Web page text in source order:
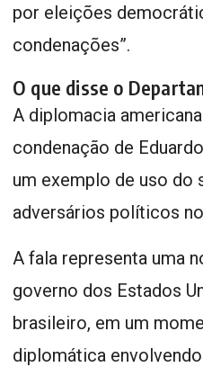
por eleições
condenações”.
O que disse o
A diplomacia
condenação de
um exemplo de uso do
adversários políticos
A fala representa uma
governo dos Estados
brasileiro, em um
diplomática